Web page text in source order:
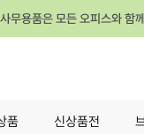
용품은 모든 오피스와 함
품 신상품전